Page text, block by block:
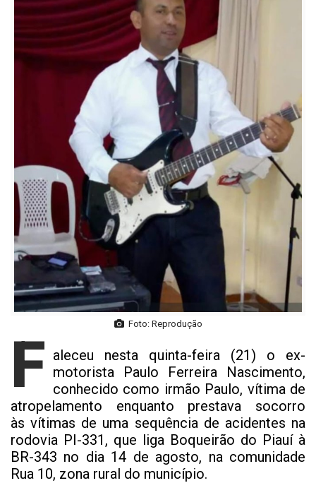
Foto: Reprodução
F aleceu nesta quinta-feira (21) o ex-
motorista Paulo Ferreira Nascimento,
conhecido como irmão Paulo, vítima de
atropelamento enquanto prestava socorro
às vítimas de uma sequência de acidentes na
rodovia PI-331, que liga Boqueirão do Piauí à
BR-343 no dia 14 de agosto, na comunidade
Rua 10, zona rural do município.